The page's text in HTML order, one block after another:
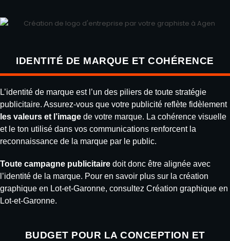
IDENTITÉ DE MARQUE ET COHÉRENCE
L’identité de marque est l’un des piliers de toute stratégie
publicitaire. Assurez-vous que votre publicité reflète fidèlement
les valeurs et l’image de votre marque. La cohérence visuelle
et le ton utilisé dans vos communications renforcent la
reconnaissance de la marque par le public.
Toute campagne publicitaire doit donc être alignée avec
l’identité de la marque. Pour en savoir plus sur la création
graphique en Lot-et-Garonne, consultez Création graphique en
Lot-et-Garonne.
BUDGET POUR LA CONCEPTION ET